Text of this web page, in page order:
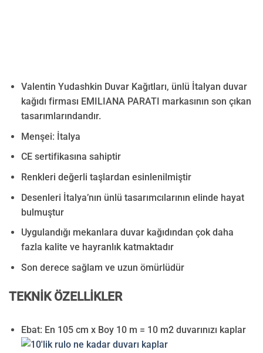
Valentin Yudashkin Duvar Kağıtları, ünlü İtalyan duvar
kağıdı firması EMILIANA PARATI markasının son çıkan
tasarımlarındandır.
Menşei: İtalya
CE sertifikasına sahiptir
Renkleri değerli taşlardan esinlenilmiştir
Desenleri İtalya’nın ünlü tasarımcılarının elinde hayat
bulmuştur
Uygulandığı mekanlara duvar kağıdından çok daha
fazla kalite ve hayranlık katmaktadır
Son derece sağlam ve uzun ömürlüdür
TEKNİK ÖZELLİKLER
Ebat: En 105 cm x Boy 10 m = 10 m2 duvarınızı kaplar